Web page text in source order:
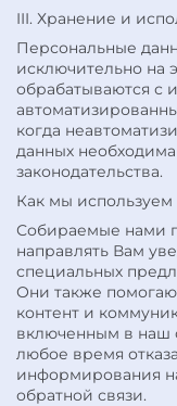
III. Хранение и
Персональные
исключительно на
обрабатываются с
когда
данных
законодательства.
Как мы
Собираемые нами
направлять Вам
специальных
Они также
контент и
включенным в наш
любое время
информирования
обратной связи.